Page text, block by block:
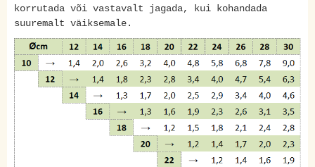
korrutada või vastavalt jagada, kui kohandada
suuremalt väiksemale.